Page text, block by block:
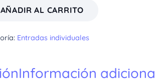
AÑADIR AL CARRITO
Entradas individuales
Información